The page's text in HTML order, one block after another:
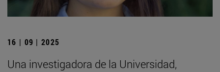
16 | 09 | 2025
Una investigadora de la Universidad,